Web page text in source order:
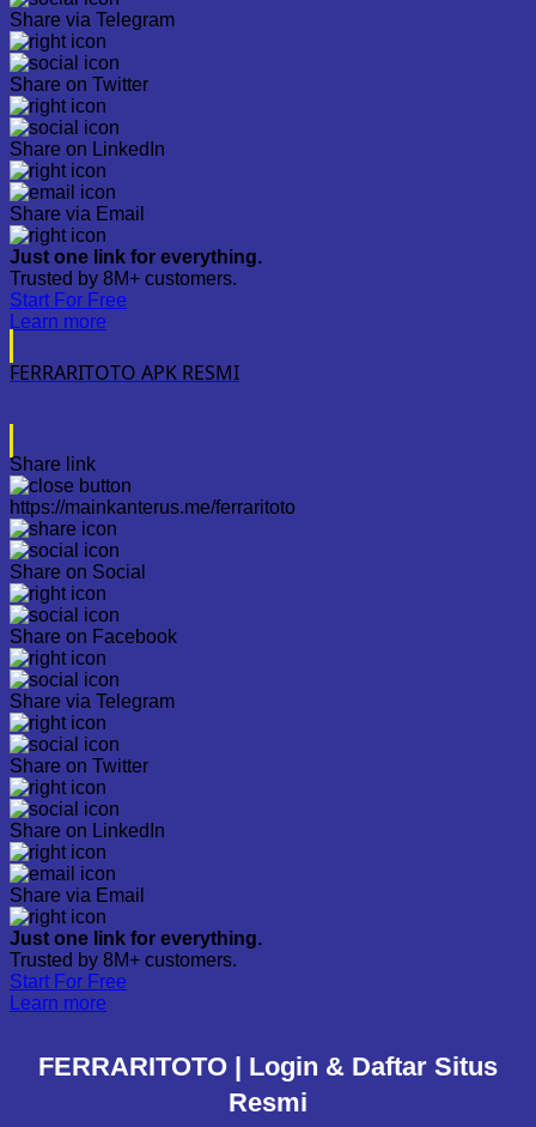
Share via Telegram
Share on Twitter
Share on LinkedIn
Share via Email
Just one link for everything.
Trusted by 8M+ customers.
Start For Free
Learn more
FERRARITOTO APK RESMI
Share link
https://mainkanterus.me/ferraritoto
Share on Social
Share on Facebook
Share via Telegram
Share on Twitter
Share on LinkedIn
Share via Email
Just one link for everything.
Trusted by 8M+ customers.
Start For Free
Learn more
FERRARITOTO | Login & Daftar Situs
Resmi